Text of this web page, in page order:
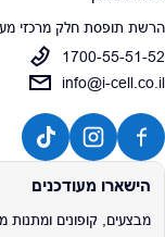
הרשת תופסת חלק מרכזי
1700-55-51-52
info@i-cell.co.il
הישארו מעודכנים
מבצעים, קופונים ומתנות